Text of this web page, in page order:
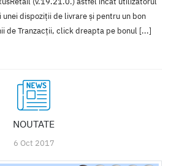
dispoziții de livrare și pentru un bon
de Tranzacții, click dreapta pe bonul [...]
NOUTATE
6 Oct 2017